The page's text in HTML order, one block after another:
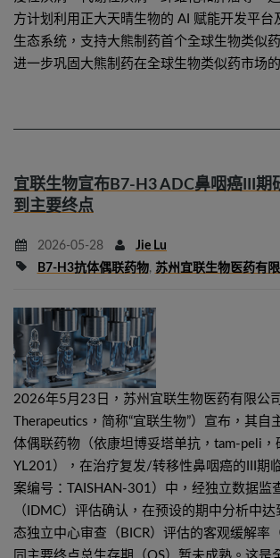
方计划利用正大天晴生物的 AI 赋能开发平台
生态系统，支持大熊制药首个全球生物类似
进一步巩固大熊制药在全球生物类似药市场
宜联生物宣布B7-H3 ADC鼻咽癌III期
到主要终点
2026-05-28
Jie Lu
B7-H3抗体偶联药物, 苏州宜联生物医药有
2026年5月23日，苏州宜联生物医药有限公
Therapeutics，简称“宜联生物”）宣布，其
体偶联药物（依康坦博妥塔单抗，tam-peli，
YL201），在治疗复发/转移性鼻咽癌的III期
案编号：TAISHAN-301）中，经独立数据监
（IDMC）评估确认，在预设的期中分析中
态独立中心审查（BICR）评估的客观缓解率